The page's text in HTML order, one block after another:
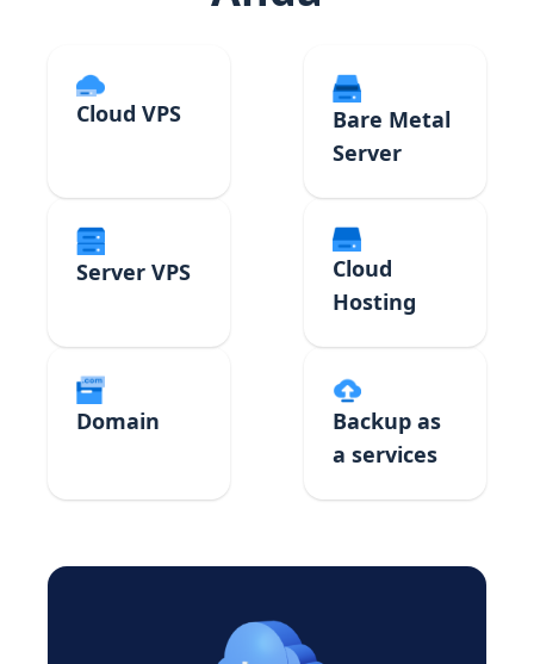
Cloud VPS
Bare Metal
Server
Server VPS
Cloud
Hosting
Domain
Backup as
a services